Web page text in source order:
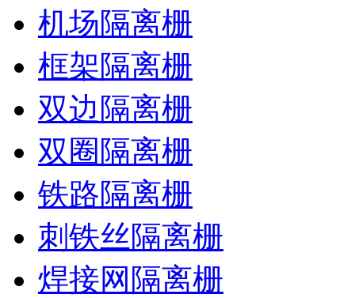
机场隔离栅
框架隔离栅
双边隔离栅
双圈隔离栅
铁路隔离栅
刺铁丝隔离栅
焊接网隔离栅